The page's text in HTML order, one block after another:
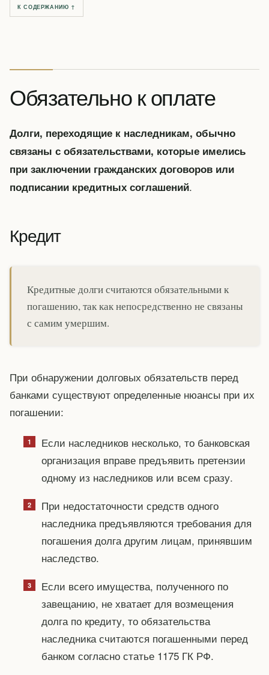
К СОДЕРЖАНИЮ ↑
Обязательно к оплате
Долги, переходящие к наследникам, обычно
связаны с обязательствами, которые имелись
при заключении гражданских договоров или
подписании кредитных соглашений.
Кредит
Кредитные долги считаются обязательными к
погашению, так как непосредственно не связаны
с самим умершим.
При обнаружении долговых обязательств перед
банками существуют определенные нюансы при их
погашении:
Если наследников несколько, то банковская
организация вправе предъявить претензии
одному из наследников или всем сразу.
При недостаточности средств одного
наследника предъявляются требования для
погашения долга другим лицам, принявшим
наследство.
Если всего имущества, полученного по
завещанию, не хватает для возмещения
долга по кредиту, то обязательства
наследника считаются погашенными перед
банком согласно статье 1175 ГК РФ.